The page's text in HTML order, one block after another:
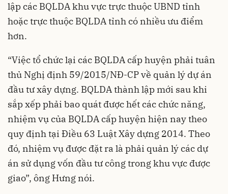
lập các BQLDA khu vực trực thuộc UBND tỉnh
hoặc trực thuộc BQLDA tỉnh có nhiều ưu điểm
hơn.
“Việc tổ chức lại các BQLDA cấp huyện phải tuân
thủ Nghị định 59/2015/NĐ-CP về quản lý dự án
đầu tư xây dựng. BQLDA thành lập mới sau khi
sắp xếp phải bao quát được hết các chức năng,
nhiệm vụ của BQLDA cấp huyện hiện nay theo
quy định tại Điều 63 Luật Xây dựng 2014. Theo
đó, nhiệm vụ được đặt ra là phải quản lý các dự
án sử dụng vốn đầu tư công trong khu vực được
giao”, ông Hưng nói.